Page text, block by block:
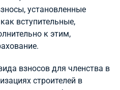
установленные
вступительные,
к этим,
взносов для членства в
строителей в